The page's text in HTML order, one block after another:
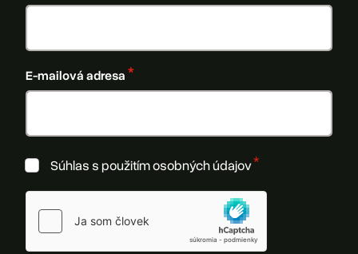
E-mailová adresa
Súhlas s použitím osobných údajov